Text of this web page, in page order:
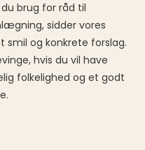
brug for råd til
sidder vores
smil og konkrete forslag.
hvis du vil have
folkelighed og et godt